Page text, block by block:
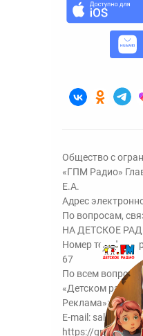
Общество с
«ГПМ Радио»
Е.А.
Адрес
По вопросам,
НА ДЕТСКОЕ
Номер телефона
67
По всем
«Детском
Реклама»:+7
E-mail:
https://